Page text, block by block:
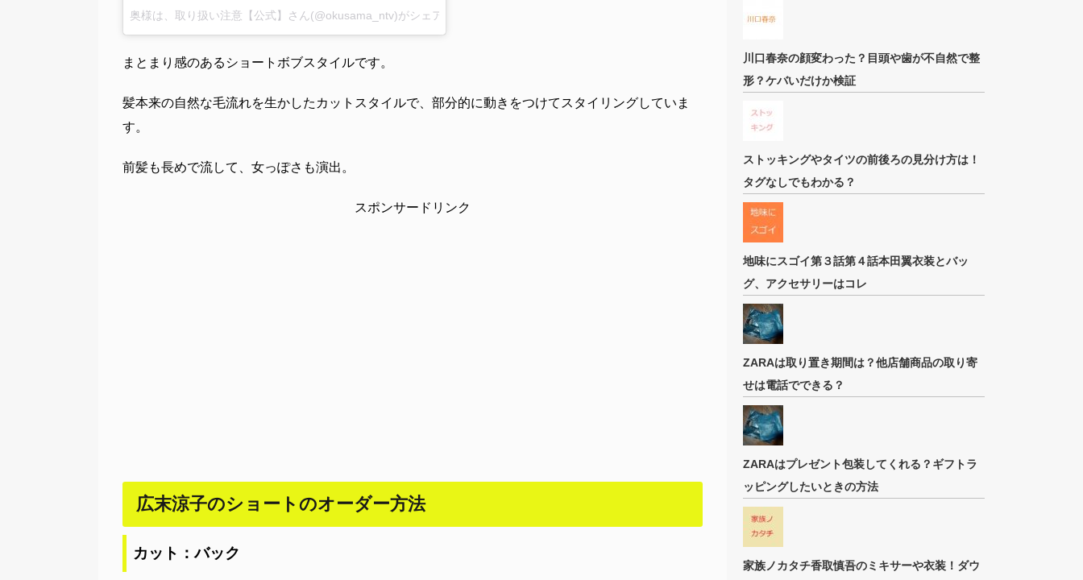
奥様は、取り扱い注意【公式】さん(@okusama_ntv)がシェアした投稿
まとまり感のあるショートボブスタイルです。
髪本来の自然な毛流れを生かしたカットスタイルで、部分的に動きをつけてスタイリングしていま
す。
前髪も長めで流して、女っぽさも演出。
スポンサードリンク
広末涼子のショートのオーダー方法
カット：バック
川口春奈の顔変わった？目頭や歯が不自然で整
形？ケバいだけか検証
ストッキングやタイツの前後ろの見分け方は！
タグなしでもわかる？
地味にスゴイ第３話第４話本田翼衣装とバッ
グ、アクセサリーはコレ
ZARAは取り置き期間は？他店舗商品の取り寄
せは電話でできる？
ZARAはプレゼント包装してくれる？ギフトラ
ッピングしたいときの方法
家族ノカタチ香取慎吾のミキサーや衣装！ダウ